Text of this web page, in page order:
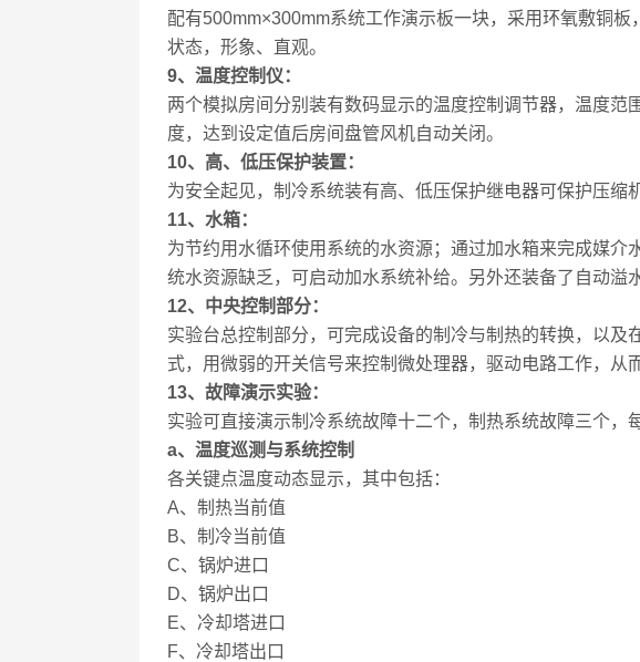
配有500mm×300mm系统工作演示板一块，采用环氧敷铜板
状态，形象、直观。
9、温度控制仪：
两个模拟房间分别装有数码显示的温度控制调节器，温度
度，达到设定值后房间盘管风机自动关闭。
10、高、低压保护装置：
为安全起见，制冷系统装有高、低压保护继电器可保护压缩
11、水箱：
为节约用水循环使用系统的水资源；通过加水箱来完成媒
统水资源缺乏，可启动加水系统补给。另外还装备了自动溢
12、中央控制部分：
实验台总控制部分，可完成设备的制冷与制热的转换，以
式，用微弱的开关信号来控制微处理器，驱动电路工作，从
13、故障演示实验：
实验可直接演示制冷系统故障十二个，制热系统故障三个，
a、温度巡测与系统控制
各关键点温度动态显示，其中包括：
A、制热当前值
B、制冷当前值
C、锅炉进口
D、锅炉出口
E、冷却塔进口
F、冷却塔出口